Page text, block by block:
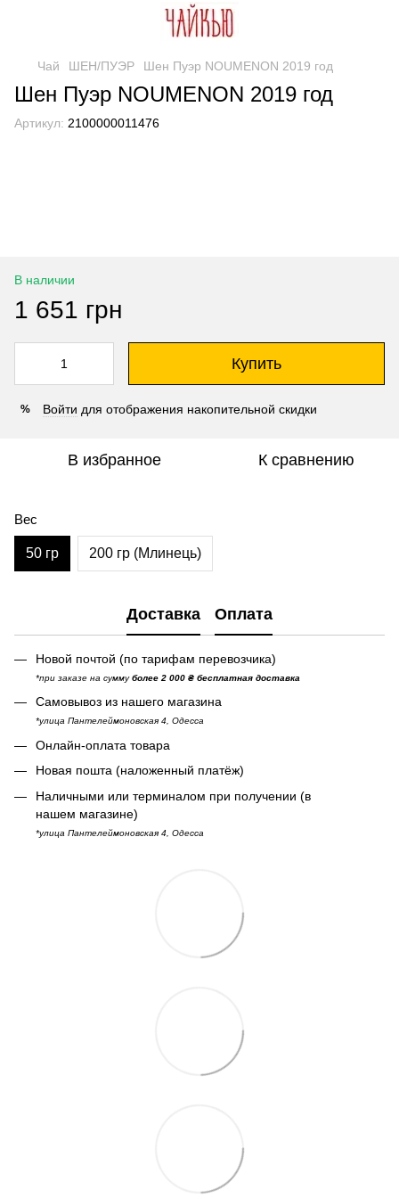
Чай ШЕН/ПУЭР Шен Пуэр NOUMENON 2019 год
Шен Пуэр NOUMENON 2019 год
Артикул: 2100000011476
В наличии
1 651 грн
Купить
% Войти для отображения накопительной скидки
В избранное К сравнению
Вес
50 гр 200 гр (Млинець)
Доставка Оплата
Новой почтой (по тарифам перевозчика)
*при заказе на суммуболее 2 000 ₴ бесплатная доставка
Самовывоз из нашего магазина
*улица Пантелеймоновская 4, Одесса
Онлайн-оплата товара
Новая пошта (наложенный платёж)
Наличными или терминалом при получении (в
нашем магазине)
*улица Пантелеймоновская 4, Одесса